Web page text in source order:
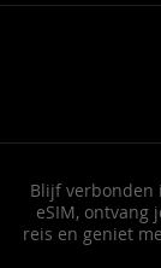
Blijf verbonden
eSIM, ontvang
reis en geniet